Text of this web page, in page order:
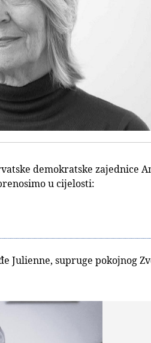
demokratske zajednice
u cijelosti:
Julienne, supruge pokojnog